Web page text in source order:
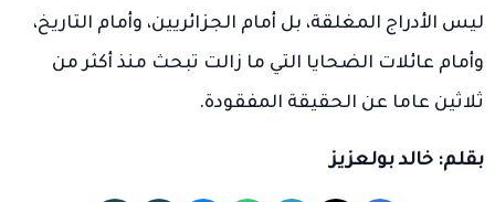
ليس الأدراج المغلقة، بل أمام الجزائريين، وأمام التاريخ،
وأمام عائلات الضحايا التي ما زالت تبحث منذ أكثر من
ثلاثين عاما عن الحقيقة المفقودة.
بقلم: خالد بولعزيز